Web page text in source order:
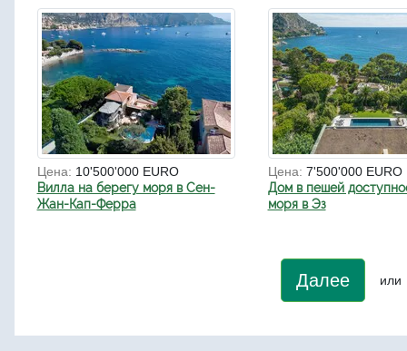
Цена: 10'500'000 EURO
Вилла на берегу моря в Сен-
Жан-Кап-Ферра
Цена: 7'500'000 EURO
Дом в пешей
моря в Эз
Далее или